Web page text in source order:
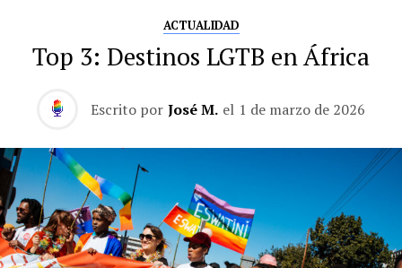
ACTUALIDAD
Top 3: Destinos LGTB en África
Escrito por José M. el 1 de marzo de 2026